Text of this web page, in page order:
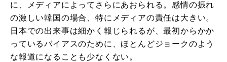
に、メディアによってさらにあおられる。感情の振れ
の激しい韓国の場合、特にメディアの責任は大きい。
日本での出来事は細かく報じられるが、最初からかか
っているバイアスのために、ほとんどジョークのよう
な報道になることも少なくない。